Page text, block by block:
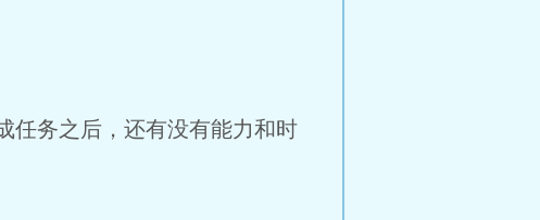
任务之后，还有没有能力和时